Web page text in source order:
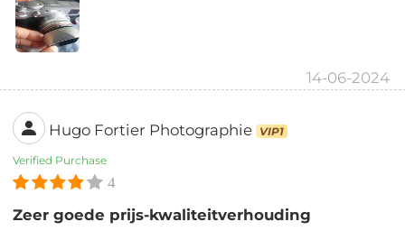
14-06-2024
Hugo Fortier Photographie VIP1
Verified Purchase
4
Zeer goede prijs-kwaliteitverhouding